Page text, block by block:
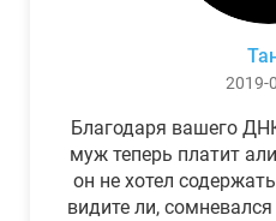
2019-
Благодаря вашего
муж теперь платит
он не хотел
видите ли,